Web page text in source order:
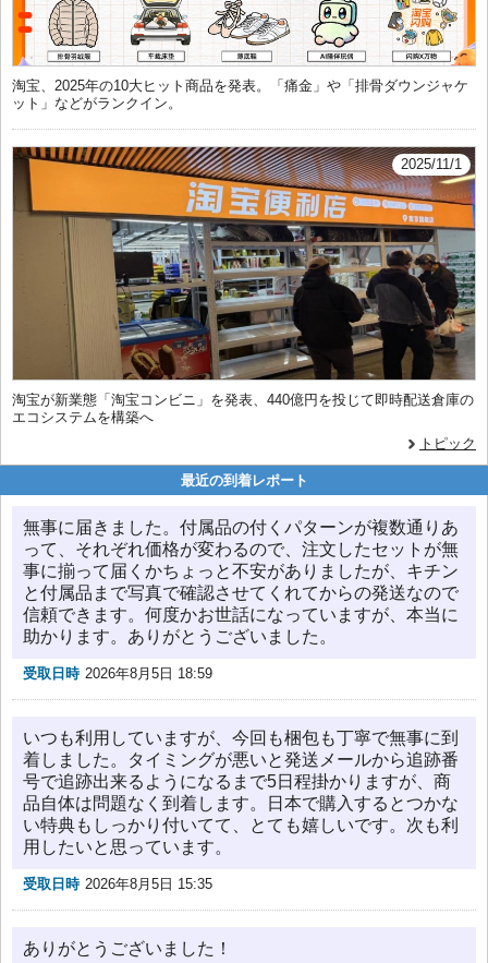
淘宝、2025年の10大ヒット商品を発表。「痛金」や「排骨ダウンジャケ
ット」などがランクイン。
2025/11/1
淘宝が新業態「淘宝コンビニ」を発表、440億円を投じて即時配送倉庫の
エコシステムを構築へ
トピック
最近の到着レポート
無事に届きました。付属品の付くパターンが複数通りあ
って、それぞれ価格が変わるので、注文したセットが無
事に揃って届くかちょっと不安がありましたが、キチン
と付属品まで写真で確認させてくれてからの発送なので
信頼できます。何度かお世話になっていますが、本当に
助かります。ありがとうございました。
受取日時 2026年8月5日 18:59
いつも利用していますが、今回も梱包も丁寧で無事に到
着しました。タイミングが悪いと発送メールから追跡番
号で追跡出来るようになるまで5日程掛かりますが、商
品自体は問題なく到着します。日本で購入するとつかな
い特典もしっかり付いてて、とても嬉しいです。次も利
用したいと思っています。
受取日時 2026年8月5日 15:35
ありがとうございました！